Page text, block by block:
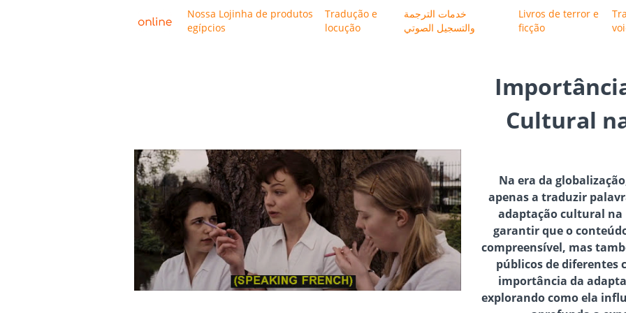
Nossa Lojinha de produtos
egípcios
Tradução e
locução
خدمات الترجمة
والتسجيل الصوتي
Livros de terror e
ficção
Cultural
Na era da
apenas a traduzir
adaptação cultural na
garantir que o
compreensível, mas
públicos de diferentes
importância da
explorando como ela